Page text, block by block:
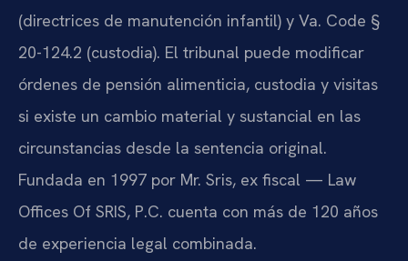
(directrices de manutención infantil) y Va. Code §
20-124.2 (custodia). El tribunal puede modificar
órdenes de pensión alimenticia, custodia y visitas
si existe un cambio material y sustancial en las
circunstancias desde la sentencia original.
Fundada en 1997 por Mr. Sris, ex fiscal — Law
Offices Of SRIS, P.C. cuenta con más de 120 años
de experiencia legal combinada.